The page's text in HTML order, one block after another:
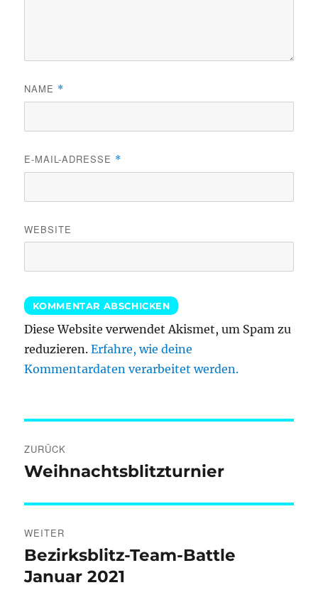
NAME *
E-MAIL-ADRESSE *
WEBSITE
Diese Website verwendet Akismet, um Spam zu
reduzieren.Erfahre, wie deine
Kommentardaten verarbeitet werden.
ZURÜCK
Vorheriger
Weihnachtsblitzturnier
WEITER
Nächster
Beitrag:
Bezirksblitz-Team-Battle
Januar 2021